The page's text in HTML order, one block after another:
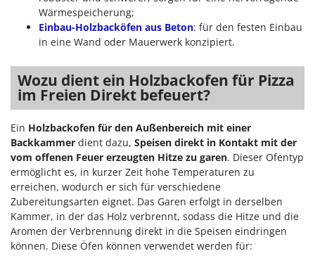
Wärmespeicherung;
Einbau-Holzbacköfen aus Beton: für den festen Einbau
in eine Wand oder Mauerwerk konzipiert.
Wozu dient ein Holzbackofen für Pizza
im Freien Direkt befeuert?
Ein Holzbackofen für den Außenbereich mit einer
Backkammer dient dazu, Speisen direkt in Kontakt mit der
vom offenen Feuer erzeugten Hitze zu garen. Dieser Ofentyp
ermöglicht es, in kurzer Zeit hohe Temperaturen zu
erreichen, wodurch er sich für verschiedene
Zubereitungsarten eignet. Das Garen erfolgt in derselben
Kammer, in der das Holz verbrennt, sodass die Hitze und die
Aromen der Verbrennung direkt in die Speisen eindringen
können. Diese Öfen können verwendet werden für: